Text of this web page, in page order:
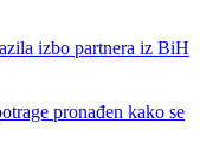
izbo partnera iz BiH
pronađen kako se